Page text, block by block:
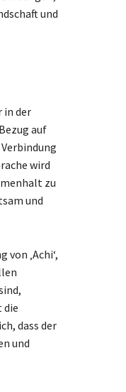
und
in der
auf
wird
zu
und
‚Achi‘,
die
dass der
und